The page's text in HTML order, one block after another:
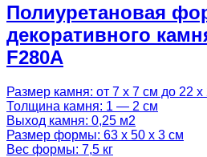
Полиуретановая
декоративного
F280A
Размер камня: от 7 х 7 см до 22
Толщина камня: 1 — 2 см
Выход камня: 0,25 м2
Размер формы: 63 х 50 х 3 см
Вес формы: 7,5 кг